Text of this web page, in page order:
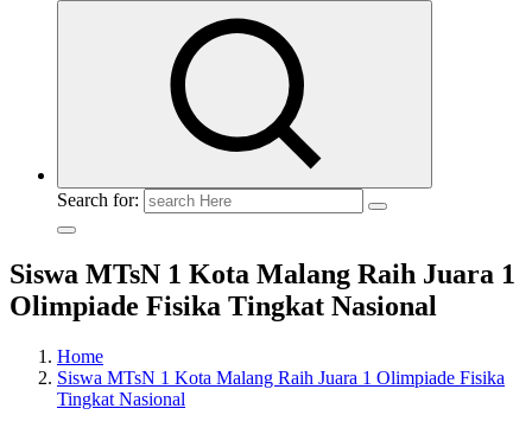
Search for:
Siswa MTsN 1 Kota Malang Raih Juara 1
Olimpiade Fisika Tingkat Nasional
Home
Siswa MTsN 1 Kota Malang Raih Juara 1 Olimpiade Fisika
Tingkat Nasional